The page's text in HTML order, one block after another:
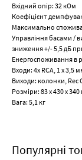
Вхідний опір: 32 кОм
Коефіцієнт
Максимально
Управління басами /
зниження +/- 5,5 дБ
Енергоспоживання в
Входи: 4x RCA, 1 x 3,5
Виходи: колонки, Rec
Розміри: 83 x 430 x
Вага: 5,1 кг
Популярні